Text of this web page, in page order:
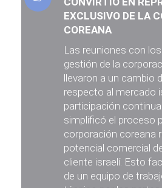
EXCLUSIVO DE LA
COREANA
Las reuniones con
gestión de la
llevaron a un cambio
respecto al mercado
participación
simplificó el proceso
corporación coreana
potencial comercial
cliente israelí. Esto
de un equipo de